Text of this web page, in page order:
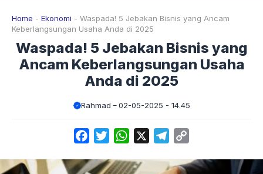
Home - Ekonomi - Waspada! 5 Jebakan Bisnis yang Ancam
Keberlangsungan Usaha Anda di 2025
Waspada! 5 Jebakan Bisnis yang
Ancam Keberlangsungan Usaha
Anda di 2025
Rahmad 02-05-2025 - 14.45
FacebookTwitterWhatsApp Telegram